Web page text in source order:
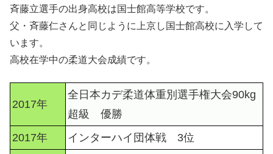
斉藤立選手の出身高校は国士館高等学校です。
父・斉藤仁さんと同じように上京し国士館高校に入学して
います。
高校在学中の柔道大会成績です。
2017年
全日本カデ柔道体重別選手権大会90kg
超級 優勝
2017年
インターハイ団体戦 3位